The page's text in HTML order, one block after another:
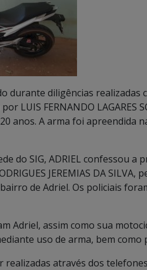
durante diligências
LUIS FERNANDO LAGARES
anos. A arma foi apreendida
do SIG, ADRIEL confessou
JEREMIAS DA
de Adriel. Os policiais
Adriel, assim como sua
uso de arma, bem como
através dos